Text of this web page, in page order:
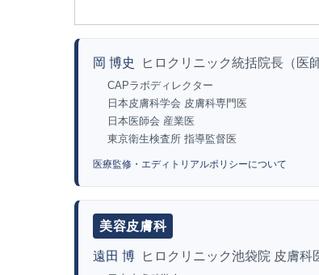
岡 博史 ヒロクリニック統括院長（医
CAPラボディレクター
日本皮膚科学会 皮膚科専門医
日本医師会 産業医
東京衛生検査所 指導監督医
医療監修・エディトリアルポリシーについて
美容皮膚科
遠田 博 ヒロクリニック池袋院 皮膚科